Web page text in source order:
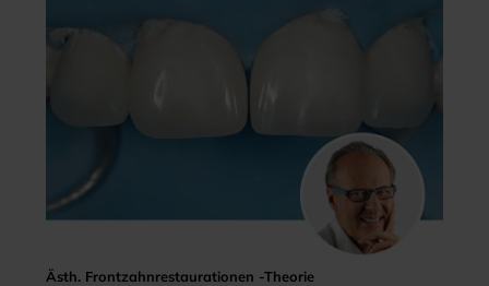
Ästh. Frontzahnrestaurationen -Theorie